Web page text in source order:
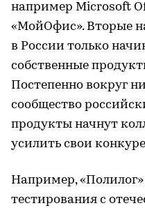
например Microsoft
«МойОфис». Вторые
в России только
собственные
Постепенно вокруг
сообщество
продукты начнут
усилить свои
Например,
тестирования с